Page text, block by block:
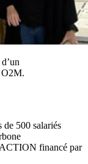
O2M.
500 salariés
financé par